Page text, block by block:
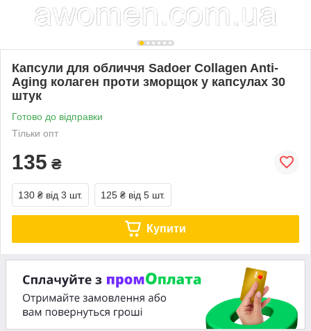
Капсули для обличчя Sadoer Collagen Anti-
Aging колаген проти зморщок у капсулах 30
штук
Готово до відправки
Тільки опт
135 ₴
130 ₴ від 3 шт. 125 ₴ від 5 шт.
Купити